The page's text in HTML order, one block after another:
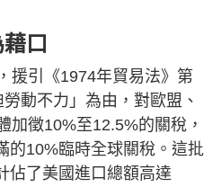
口
援引《1974年貿易法》第
動不力」為由，對歐盟、
加徵10%至12.5%的關稅，
的10%臨時全球關稅。這批
佔了美國進口總額高達